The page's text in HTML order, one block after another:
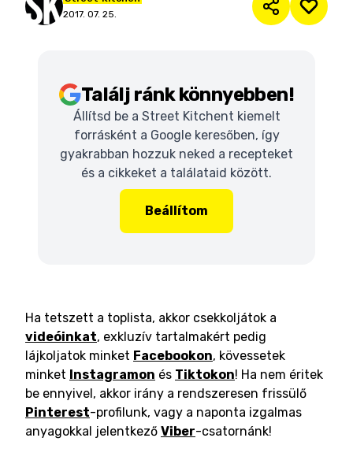
2017. 07. 25.
Találj ránk könnyebben!
Állítsd be a Street Kitchent kiemelt
forrásként a Google keresőben, így
gyakrabban hozzuk neked a recepteket
és a cikkeket a találataid között.
Beállítom
Ha tetszett a toplista, akkor csekkoljátok a
videóinkat, exkluzív tartalmakért pedig
lájkoljatok minket Facebookon, kövessetek
minket Instagramon és Tiktokon! Ha nem éritek
be ennyivel, akkor irány a rendszeresen frissülő
Pinterest-profilunk, vagy a naponta izgalmas
anyagokkal jelentkező Viber-csatornánk!